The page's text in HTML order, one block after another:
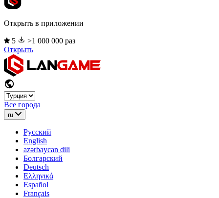
Открыть в приложении
5
>1 000 000 раз
Открыть
Все города
ru
Русский
English
azərbaycan dili
Болгарский
Deutsch
Ελληνικά
Español
Français